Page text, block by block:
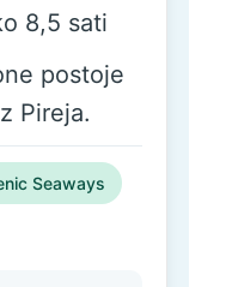
8,5 sati
postoje
Pireja.
Seaways